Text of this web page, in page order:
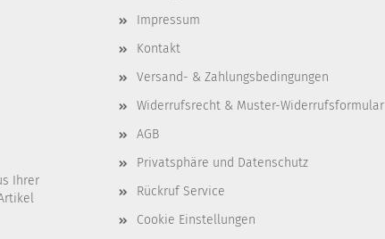
Ihrer
Impressum
Kontakt
Versand- & Zahlungsbedingungen
Widerrufsrecht & Muster-Widerrufsformular
AGB
Privatsphäre und Datenschutz
Rückruf Service
Cookie Einstellungen